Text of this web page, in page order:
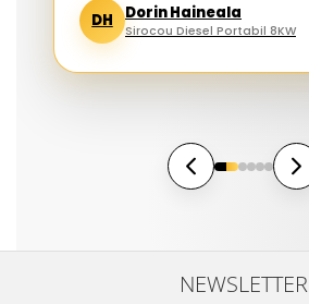
DH Dorin Haineala
Sirocou Diesel Portabil 8KW
NEWSLETTER